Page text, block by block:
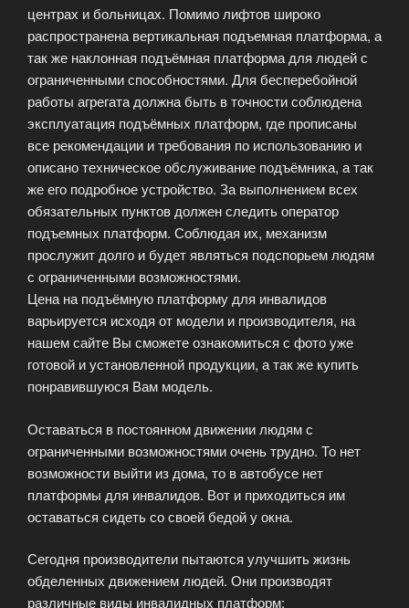
центрах и больницах. Помимо лифтов широко
распространена вертикальная подъемная платформа, а
так же наклонная подъёмная платформа для людей с
ограниченными способностями. Для бесперебойной
работы агрегата должна быть в точности соблюдена
эксплуатация подъёмных платформ, где прописаны
все рекомендации и требования по использованию и
описано техническое обслуживание подъёмника, а так
же его подробное устройство. За выполнением всех
обязательных пунктов должен следить оператор
подъемных платформ. Соблюдая их, механизм
прослужит долго и будет являться подспорьем людям
с ограниченными возможностями.
Цена на подъёмную платформу для инвалидов
варьируется исходя от модели и производителя, на
нашем сайте Вы сможете ознакомиться с фото уже
готовой и установленной продукции, а так же купить
понравившуюся Вам модель.
Оставаться в постоянном движении людям с
ограниченными возможностями очень трудно. То нет
возможности выйти из дома, то в автобусе нет
платформы для инвалидов. Вот и приходиться им
оставаться сидеть со своей бедой у окна.
Сегодня производители пытаются улучшить жизнь
обделенных движением людей. Они производят
различные виды инвалидных платформ: